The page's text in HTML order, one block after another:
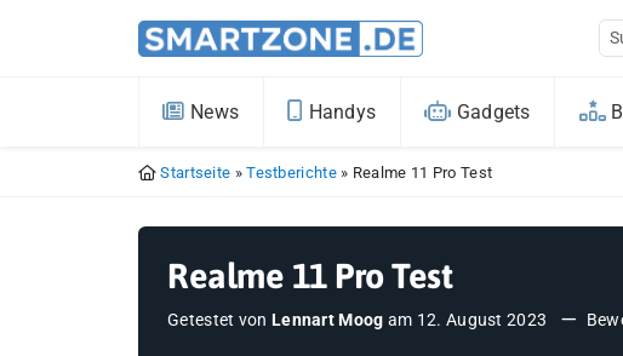
News Handys Gadgets
Startseite »Testberichte» Realme 11 Pro Test
Realme 11 Pro Test
Getestet von Lennart Moog am 12. August 2023